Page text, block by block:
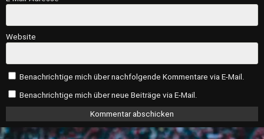
Website
Benachrichtige mich über nachfolgende Kommentare via E-Mail.
Benachrichtige mich über neue Beiträge via E-Mail.